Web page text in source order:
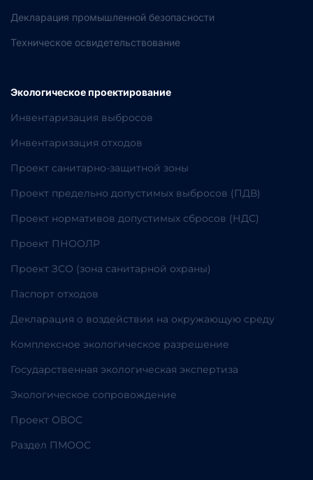
Декларация промышленной безопасности
Техническое освидетельствование
Экологическое проектирование
Инвентаризация выбросов
Инвентаризация отходов
Проект санитарно-защитной зоны
Проект предельно допустимых выбросов (ПДВ)
Проект нормативов допустимых сбросов (НДС)
Проект ПНООЛР
Проект ЗСО (зона санитарной охраны)
Паспорт отходов
Декларация о воздействии на окружающую среду
Комплексное экологическое разрешение
Государственная экологическая экспертиза
Экологическое сопровождение
Проект ОВОС
Раздел ПМООС